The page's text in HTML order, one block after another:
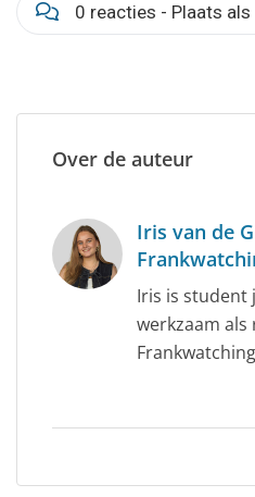
0 reacties - Plaats
Over de auteur
Iris van de
Iris is student
werkzaam